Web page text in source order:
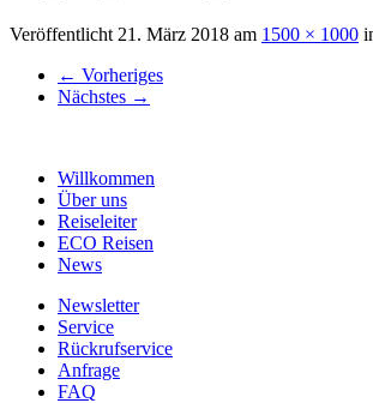
Veröffentlicht 21. März 2018 am 1500 × 1000
← Vorheriges
Nächstes →
Willkommen
Über uns
Reiseleiter
ECO Reisen
News
Newsletter
Service
Rückrufservice
Anfrage
FAQ